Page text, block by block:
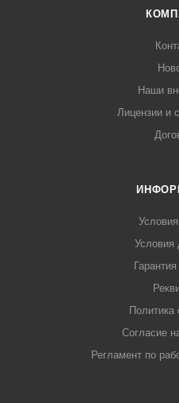
Наши
Лицензии и
Условия
Политика
Согласие
Регламент по